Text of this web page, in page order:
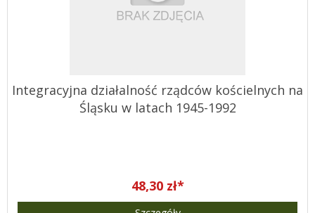
Integracyjna działalność rządców kościelnych na
Śląsku w latach 1945-1992
48,30 zł*